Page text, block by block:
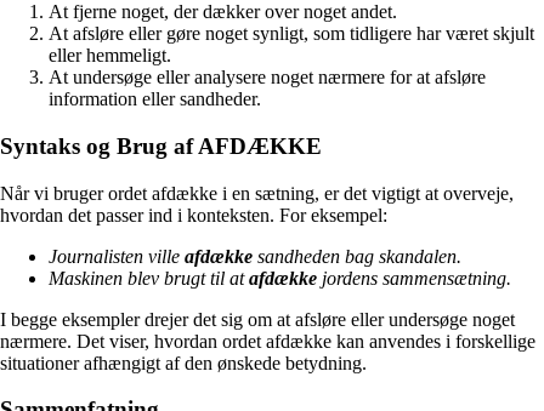
At fjerne noget, der dækker over noget andet.
At afsløre eller gøre noget synligt, som tidligere har været skjult
eller hemmeligt.
At undersøge eller analysere noget nærmere for at afsløre
information eller sandheder.
Syntaks og Brug af AFDÆKKE
Når vi bruger ordet afdække i en sætning, er det vigtigt at overveje,
hvordan det passer ind i konteksten. For eksempel:
Journalisten ville afdække sandheden bag skandalen.
Maskinen blev brugt til atafdække jordens sammensætning.
I begge eksempler drejer det sig om at afsløre eller undersøge noget
nærmere. Det viser, hvordan ordet afdække kan anvendes i forskellige
situationer afhængigt af den ønskede betydning.